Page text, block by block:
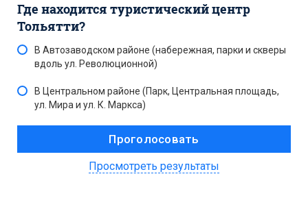
Где находится туристический центр
Тольятти?
В Автозаводском районе (набережная, парки и скверы
вдоль ул. Революционной)
В Центральном районе (Парк, Центральная площадь,
ул. Мира и ул. К. Маркса)
Просмотреть результаты